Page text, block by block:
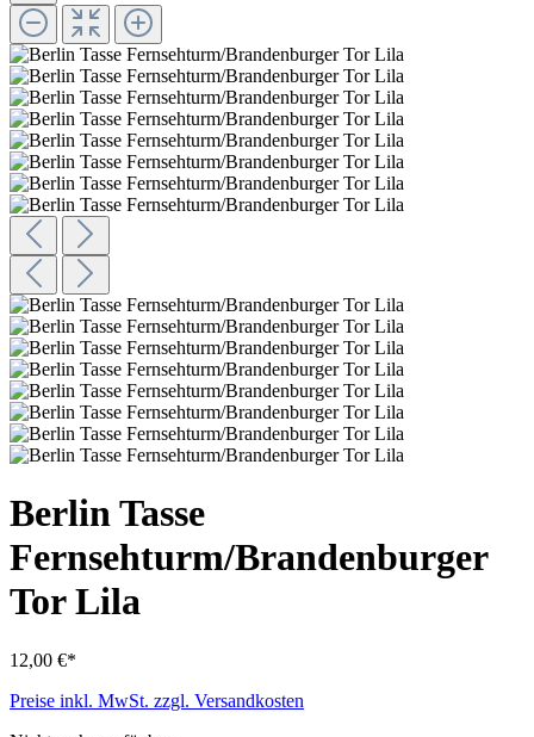
Berlin Tasse
Fernsehturm/Brandenburger
Tor Lila
12,00 €*
Preise inkl. MwSt. zzgl. Versandkosten